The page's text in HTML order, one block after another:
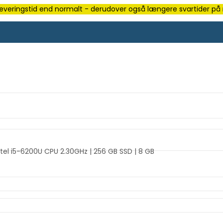
end normalt - derudover også længere svartider på
i5-6200U CPU 2.30GHz | 256 GB SSD | 8 GB